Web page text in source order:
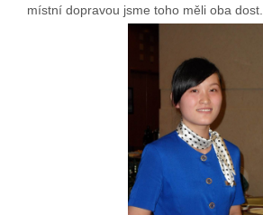
místní dopravou jsme toho měli oba dost.